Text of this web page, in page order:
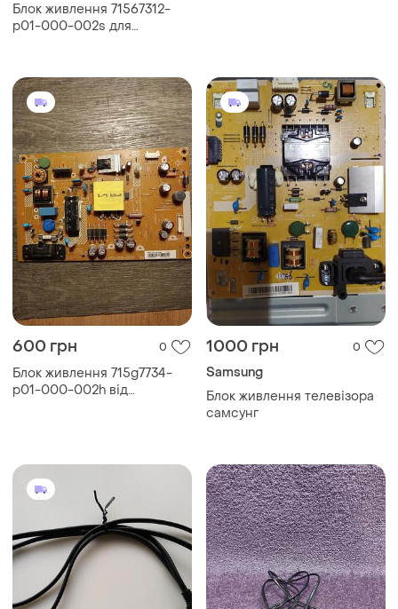
Блок живлення 71567312-
p01-000-002s для
600 грн 0
Блок живлення 715g7734-
p01-000-002h від
1000 грн 0
Samsung
Блок живлення телевізора
самсунг